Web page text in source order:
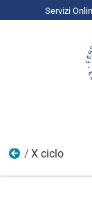
Servizi
TFA
X ciclo